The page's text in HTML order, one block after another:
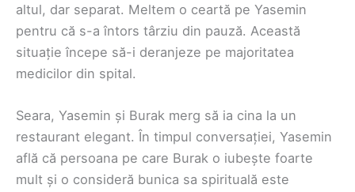
altul, dar separat. Meltem o ceartă pe Yasemin
pentru că s-a întors târziu din pauză. Această
situație începe să-i deranjeze pe majoritatea
medicilor din spital.
Seara, Yasemin și Burak merg să ia cina la un
restaurant elegant. În timpul conversației, Yasemin
află că persoana pe care Burak o iubește foarte
mult și o consideră bunica sa spirituală este